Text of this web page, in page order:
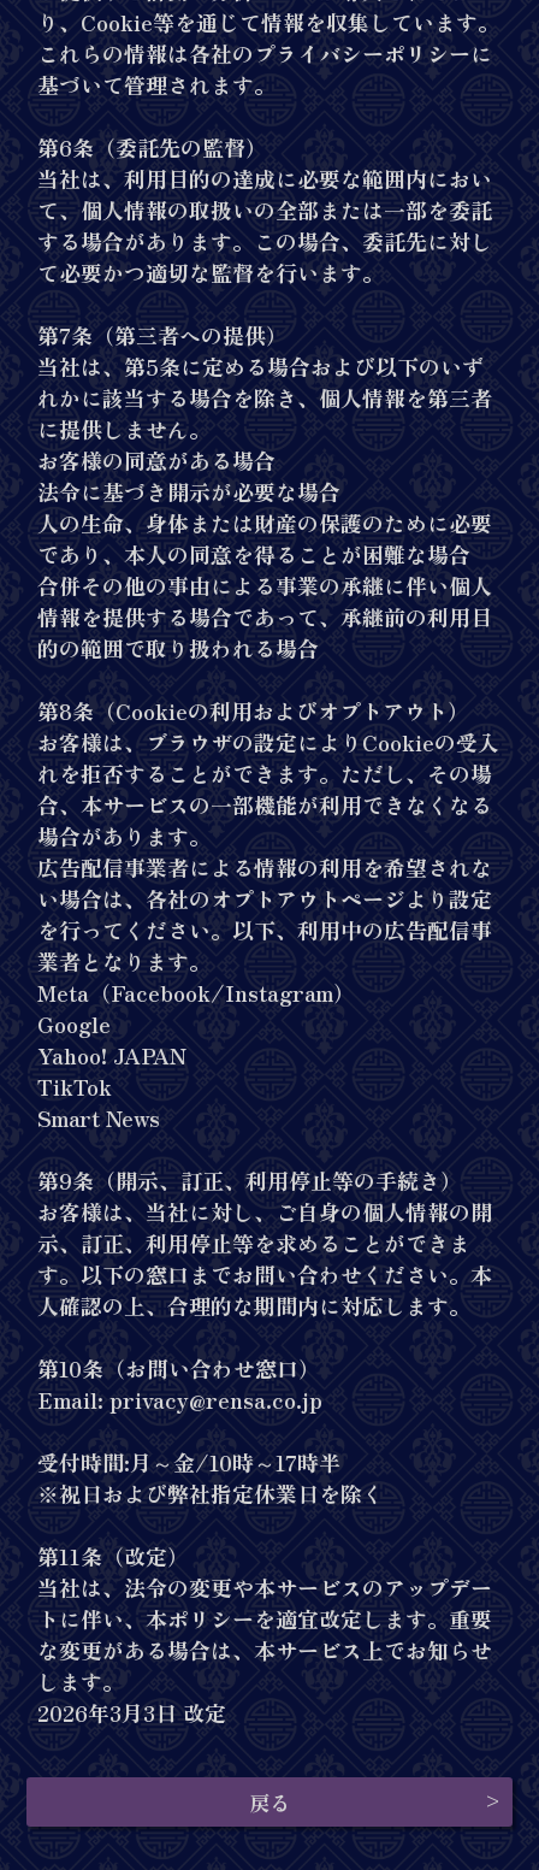
り、Cookie等を通じて情報を収集しています。
これらの情報は各社のプライバシーポリシーに
基づいて管理されます。
第6条（委託先の監督）
当社は、利用目的の達成に必要な範囲内におい
て、個人情報の取扱いの全部または一部を委託
する場合があります。この場合、委託先に対し
て必要かつ適切な監督を行います。
第7条（第三者への提供）
当社は、第5条に定める場合および以下のいず
れかに該当する場合を除き、個人情報を第三者
に提供しません。
お客様の同意がある場合
法令に基づき開示が必要な場合
人の生命、身体または財産の保護のために必要
であり、本人の同意を得ることが困難な場合
合併その他の事由による事業の承継に伴い個人
情報を提供する場合であって、承継前の利用目
的の範囲で取り扱われる場合
第8条（Cookieの利用およびオプトアウト）
お客様は、ブラウザの設定によりCookieの受入
れを拒否することができます。ただし、その場
合、本サービスの一部機能が利用できなくなる
場合があります。
広告配信事業者による情報の利用を希望されな
い場合は、各社のオプトアウトページより設定
を行ってください。以下、利用中の広告配信事
業者となります。
Meta（Facebook/Instagram）
Google
Yahoo! JAPAN
TikTok
Smart News
第9条（開示、訂正、利用停止等の手続き）
お客様は、当社に対し、ご自身の個人情報の開
示、訂正、利用停止等を求めることができま
す。以下の窓口までお問い合わせください。本
人確認の上、合理的な期間内に対応します。
第10条（お問い合わせ窓口）
Email: privacy@rensa.co.jp
受付時間:月～金/10時～17時半
※祝日および弊社指定休業日を除く
第11条（改定）
当社は、法令の変更や本サービスのアップデー
トに伴い、本ポリシーを適宜改定します。重要
な変更がある場合は、本サービス上でお知らせ
します。
2026年3月3日 改定
戻る